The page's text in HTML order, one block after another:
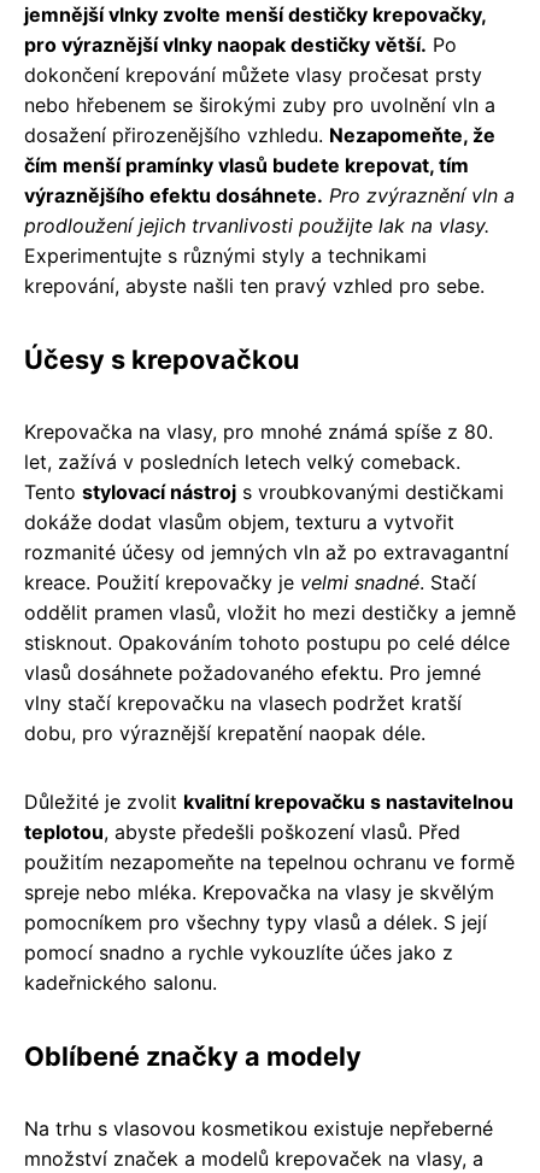
jemnější vlnky zvolte menší destičky krepovačky,
pro výraznější vlnky naopak destičky větší. Po
dokončení krepování můžete vlasy pročesat prsty
nebo hřebenem se širokými zuby pro uvolnění vln a
dosažení přirozenějšího vzhledu. Nezapomeňte, že
čím menší pramínky vlasů budete krepovat, tím
výraznějšího efektu dosáhnete. Pro zvýraznění vln a
prodloužení jejich trvanlivosti použijte lak na vlasy.
Experimentujte s různými styly a technikami
krepování, abyste našli ten pravý vzhled pro sebe.
Účesy s krepovačkou
Krepovačka na vlasy, pro mnohé známá spíše z 80.
let, zažívá v posledních letech velký comeback.
Tento stylovací nástroj s vroubkovanými destičkami
dokáže dodat vlasům objem, texturu a vytvořit
rozmanité účesy od jemných vln až po extravagantní
kreace. Použití krepovačky je velmi snadné. Stačí
oddělit pramen vlasů, vložit ho mezi destičky a jemně
stisknout. Opakováním tohoto postupu po celé délce
vlasů dosáhnete požadovaného efektu. Pro jemné
vlny stačí krepovačku na vlasech podržet kratší
dobu, pro výraznější krepatění naopak déle.
Důležité je zvolit kvalitní krepovačku s nastavitelnou
teplotou, abyste předešli poškození vlasů. Před
použitím nezapomeňte na tepelnou ochranu ve formě
spreje nebo mléka. Krepovačka na vlasy je skvělým
pomocníkem pro všechny typy vlasů a délek. S její
pomocí snadno a rychle vykouzlíte účes jako z
kadeřnického salonu.
Oblíbené značky a modely
Na trhu s vlasovou kosmetikou existuje nepřeberné
množství značek a modelů krepovaček na vlasy, a